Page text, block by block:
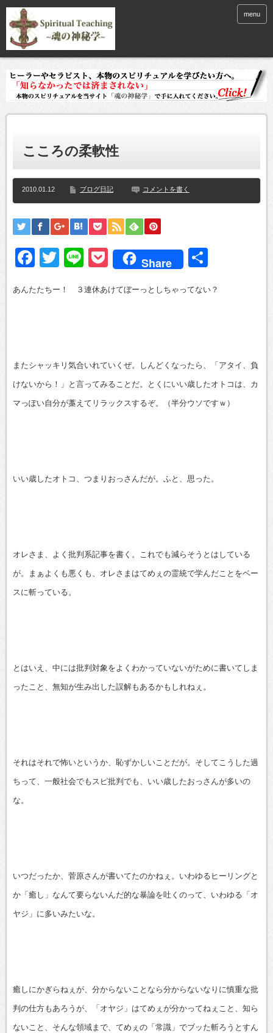
menu
こころの柔軟性
2010.01.12 ブログ日記 コメントを書く
Facebook
Twitter
LinePocket
Share
あんたたちー！ ３連休あけてぼーっとしちゃってない？
またシャッキリ気合いれていくぜ。しんどくなったら、「アタイ、負
けないから！」と言ってみることだ。とくにいい歳したオトコは、カ
マっぽい自分が藁えてリラックスするぞ。（半分ウソですｗ）
いい歳したオトコ、つまりおっさんだが。ふと、思った。
オレさま、よく批判系記事を書く。これでも減らそうとはしている
が。まぁよくも悪くも、オレさまはてめぇの霊統で学んだことをベー
スに斬っている。
とはいえ、中には批判対象をよくわかっていないがために書いてしま
ったこと、無知が生み出した誤解もあるかもしれねぇ。
それはそれで怖いというか、恥ずかしいことだが。そしてこうした過
ちって、一般社会でもスピ批判でも、いい歳したおっさんが多いの
な。
いつだったか、菅原さんが書いてたのかねぇ。いわゆるヒーリングと
か「癒し」なんて要らないんだ的な暴論を吐くのって、いわゆる「オ
ヤジ」に多いみたいな。
癒しにかぎらねぇが、分からないことなら分からないなりに慎重な批
判の仕方もあろうが、「オヤジ」はてめぇが分かってねぇこと、知ら
ないこと、そんな領域まで、てめぇの「常識」でブッた斬ろうとすん